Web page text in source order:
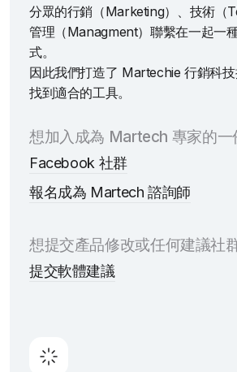
分眾的行銷（Marketing）、技術（
管理（Managment）聯繫在一起一
式。
因此我們打造了 Martechie 行銷科
找到適合的工具。
想加入成為 Martech 專家的一
Facebook 社群
報名成為 Martech 諮詢師
想提交產品修改或任何建議社
提交軟體建議